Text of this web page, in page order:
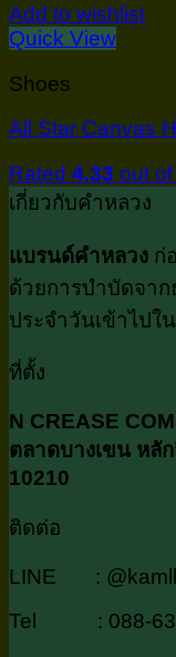
Add to wishlist
Quick View
Shoes
All Star Canvas
Rated 4.33 out of
เกี่ยวกับคำหลวง
แบรนด์คำหลวง ก่
ด้วยการบำบัดจาก
ประจำวันเข้าไปใ
ที่ตั้ง
N CREASE
ตลาดบางเขน หลั
10210
ติดต่อ
LINE :
Tel : 088-